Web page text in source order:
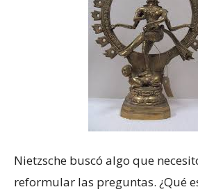
Nietzsche buscó algo que
reformular las preguntas. ¿Qué